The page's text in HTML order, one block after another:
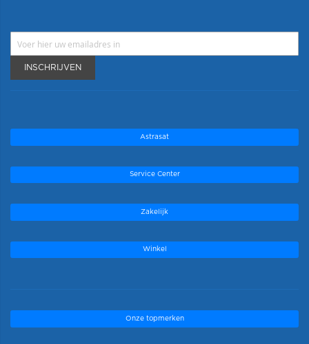
INSCHRIJVEN
Astrasat
Service Center
Zakelijk
Winkel
Onze topmerken